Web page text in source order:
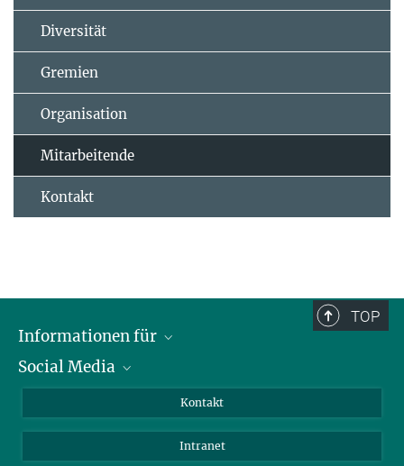
Diversität
Gremien
Organisation
Mitarbeitende
Kontakt
TOP
Informationen für
Bewerbende
Journalist:innen
Social Media
Bluesky
YouTube
Kontakt
Intranet